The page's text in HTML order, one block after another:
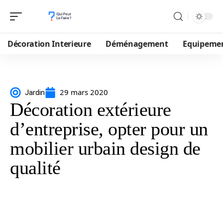
Décoration Interieure Déménagement
Jardin 29 mars 2020
Décoration extérieure
d’entreprise, opter pour un
mobilier urbain design de
qualité